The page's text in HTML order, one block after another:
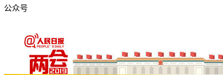
公众号